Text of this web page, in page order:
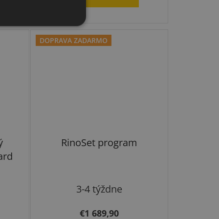
DOPRAVA ZADARMO
RinoSet program
3-4 týždne
€1 689,90